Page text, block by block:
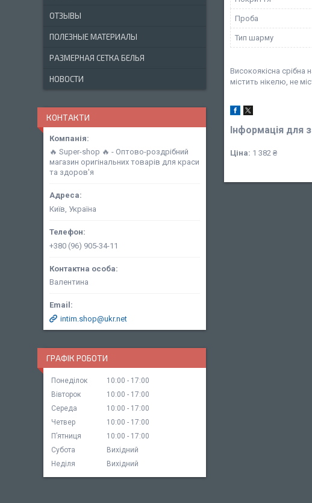
Проба
Тип шарму
Високоякісна срібна
містить нікелю, не
Інформація для
Ціна: 1 382 ₴
ОТЗЫВЫ
ПОЛЕЗНЫЕ МАТЕРИАЛЫ
РАЗМЕРНАЯ СЕТКА БЕЛЬЯ
НОВОСТИ
КОНТАКТИ
🔥 Super-shop 🔥 - Оптово-роздрібний
магазин оригінальних товарів для краси
та здоров'я
Київ, Україна
+380 (96) 905-34-11
Валентина
intim.shop@ukr.net
ГРАФІК РОБОТИ
Понеділок 10:00
17:00
Вівторок
10:00
17:00
Середа
10:00
17:00
Четвер
10:00
17:00
Пʼятниця
10:00
17:00
Субота
Вихідний
Неділя
Вихідний